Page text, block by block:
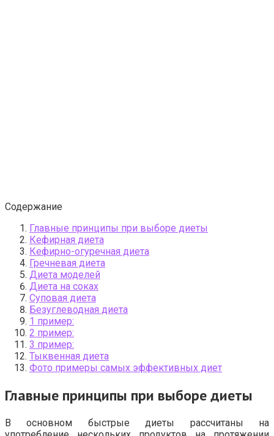
Содержание
Главные принципы при выборе диеты
Кефирная диета
Кефирно-огуречная диета
Гречневая диета
Диета моделей
Диета на соках
Суповая диета
Безуглеводная диета
1 пример:
2 пример:
3 пример:
Тыквенная диета
Фото примеры самых эффективных диет
Главные принципы при выборе диеты
В основном быстрые диеты рассчитаны на